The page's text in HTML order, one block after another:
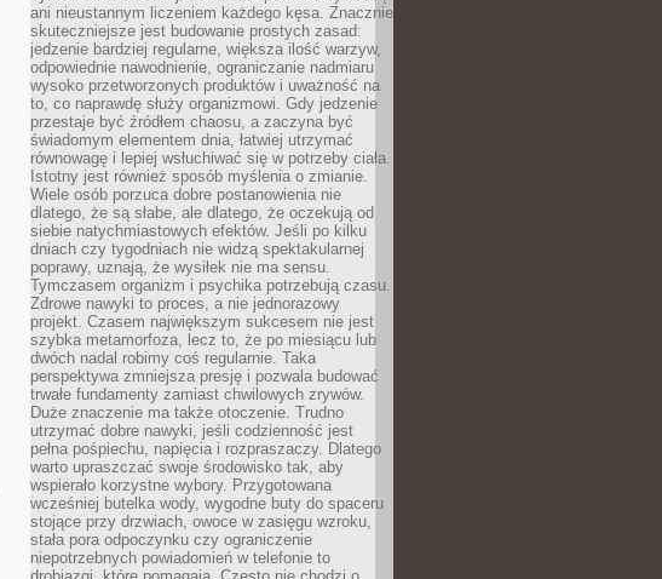
ani nieustannym liczeniem każdego kęsa. Znacznie
skuteczniejsze jest budowanie prostych zasad:
jedzenie bardziej regularne, większa ilość warzyw,
odpowiednie nawodnienie, ograniczanie nadmiaru
wysoko przetworzonych produktów i uważność na
to, co naprawdę służy organizmowi. Gdy jedzenie
przestaje być źródłem chaosu, a zaczyna być
świadomym elementem dnia, łatwiej utrzymać
równowagę i lepiej wsłuchiwać się w potrzeby ciała.
Istotny jest również sposób myślenia o zmianie.
Wiele osób porzuca dobre postanowienia nie
dlatego, że są słabe, ale dlatego, że oczekują od
siebie natychmiastowych efektów. Jeśli po kilku
dniach czy tygodniach nie widzą spektakularnej
poprawy, uznają, że wysiłek nie ma sensu.
Tymczasem organizm i psychika potrzebują czasu.
Zdrowe nawyki to proces, a nie jednorazowy
projekt. Czasem największym sukcesem nie jest
szybka metamorfoza, lecz to, że po miesiącu lub
dwóch nadal robimy coś regularnie. Taka
perspektywa zmniejsza presję i pozwala budować
trwałe fundamenty zamiast chwilowych zrywów.
Duże znaczenie ma także otoczenie. Trudno
utrzymać dobre nawyki, jeśli codzienność jest
pełna pośpiechu, napięcia i rozpraszaczy. Dlatego
warto upraszczać swoje środowisko tak, aby
wspierało korzystne wybory. Przygotowana
wcześniej butelka wody, wygodne buty do spaceru
stojące przy drzwiach, owoce w zasięgu wzroku,
stała pora odpoczynku czy ograniczenie
niepotrzebnych powiadomień w telefonie to